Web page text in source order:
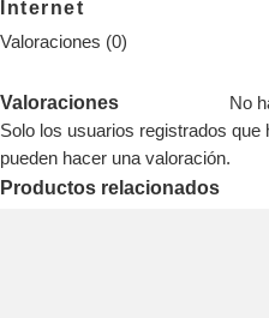
Internet
Valoraciones (0)
Valoraciones
No
Solo los usuarios registrados
pueden hacer una valoración.
Productos relacionados